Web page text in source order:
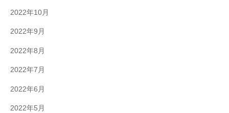
2022年10月
2022年9月
2022年8月
2022年7月
2022年6月
2022年5月